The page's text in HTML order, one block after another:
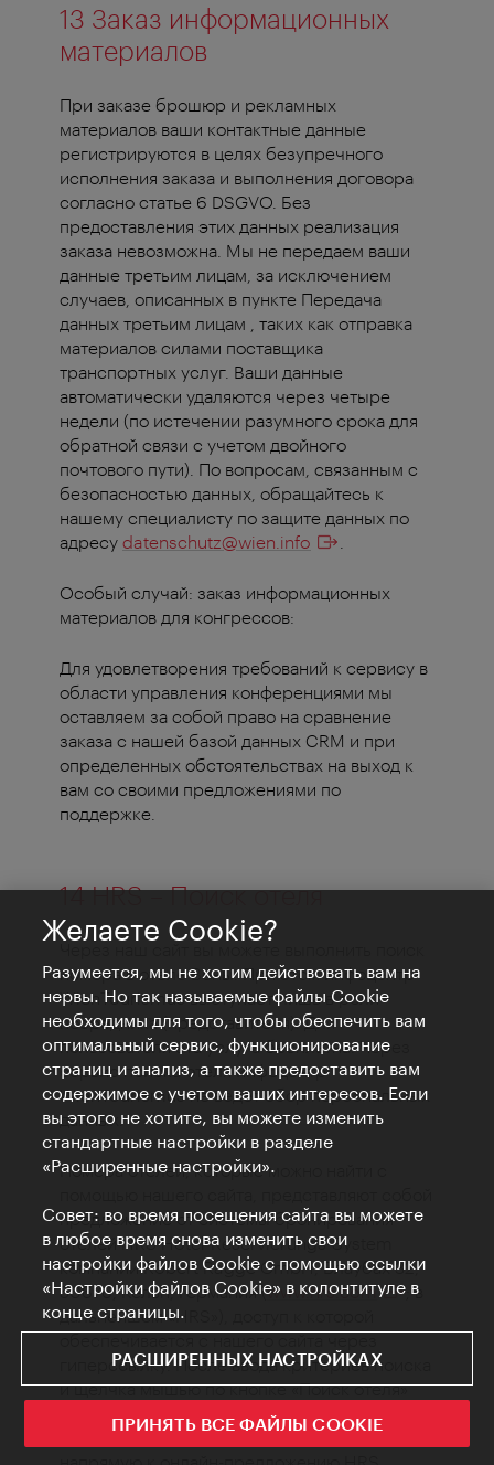
13 Заказ информационных
материалов
При заказе брошюр и рекламных
материалов ваши контактные данные
регистрируются в целях безупречного
исполнения заказа и выполнения договора
согласно статье 6 DSGVO. Без
предоставления этих данных реализация
заказа невозможна. Мы не передаем ваши
данные третьим лицам, за исключением
случаев, описанных в пункте Передача
данных третьим лицам , таких как отправка
материалов силами поставщика
транспортных услуг. Ваши данные
автоматически удаляются через четыре
недели (по истечении разумного срока для
обратной связи с учетом двойного
почтового пути). По вопросам, связанным с
безопасностью данных, обращайтесь к
нашему специалисту по защите данных по
адресу datenschutz@wien.info
Особый случай: заказ информационных
материалов для конгрессов:
Для удовлетворения требований к сервису в
области управления конференциями мы
оставляем за собой право на сравнение
заказа с нашей базой данных CRM и при
определенных обстоятельствах на выход к
вам со своими предложениями по
поддержке.
14 HRS – Поиск отеля
номера в отеле Вены. При этом инфоцентр
WienTourismus выступает лишь в роли
посредника (представителя). Для
пользователя эта услуга бесплатна. Через
сервис поиска отеля инфоцентр
WienTourismus не ведет сбор персональных
данных.
Номера отелей, которые можно найти с
предложение от системы бронирования
отелей HRS Hotel-Reservierungs-System
компании Robert Ragge GmbH, Блаубах 32,
50676, Кельн, Германия (www.hrs.com
; в
дальнейшем «HRS»), доступ к которой
обеспечивается с нашего сайта через
гиперссылку. После ввода критериев поиска
и щелчка мышью по кнопке «Поиск отеля»
или «Поиск», а также при щелчке мышью по
описанию отеля пользователь переходит
Желаете Cookie?
Разумеется, мы не хотим действовать вам на
нервы. Но так называемые файлы Cookie
необходимы для того, чтобы обеспечить вам
оптимальный сервис, функционирование
страниц и анализ, а также предоставить вам
содержимое с учетом ваших интересов. Если
вы этого не хотите, вы можете изменить
стандартные настройки в разделе
«Расширенные настройки».
Совет: во время посещения сайта вы можете
в любое время снова изменить свои
настройки файлов Cookie с помощью ссылки
«Настройки файлов Cookie» в колонтитуле в
конце страницы.
РАСШИРЕННЫХ НАСТРОЙКАХ
ПРИНЯТЬ ВСЕ ФАЙЛЫ COOKIE